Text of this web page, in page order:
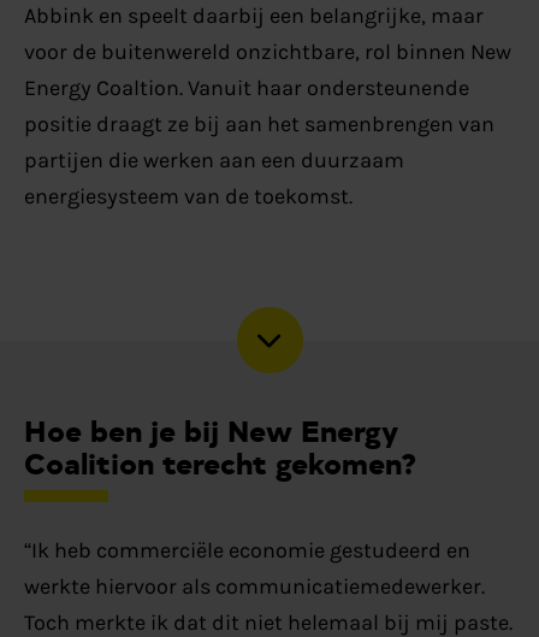
Abbink en speelt daarbij een belangrijke, maar
voor de buitenwereld onzichtbare, rol binnen New
Energy Coaltion. Vanuit haar ondersteunende
positie draagt ze bij aan het samenbrengen van
partijen die werken aan een duurzaam
energiesysteem van de toekomst.
Hoe ben je bij New Energy
Coalition terecht gekomen?
“Ik heb commerciële economie gestudeerd en
werkte hiervoor als communicatiemedewerker.
Toch merkte ik dat dit niet helemaal bij mij paste.